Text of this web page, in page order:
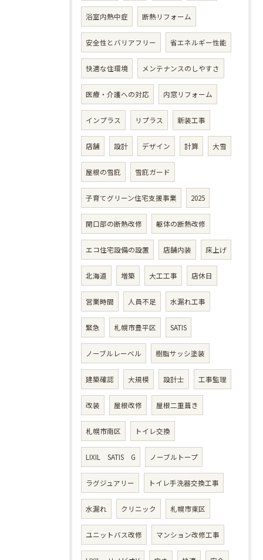
浴室内熱中症 断熱リフォーム
安全性とバリアフリー 省エネルギー性能
快適な住環境 メンテナンスのしやすさ
医療・介護への対応 内窓リフォーム
インプラス リプラス 新装工事
店舗 設計 デザイン 計算 大雪
屋根の雪庇 雪庇ガード
子育てグリーン住宅支援事業 2025
開口部の断熱改修 躯体の断熱改修
エコ住宅設備の設置 店舗内装 床上げ
北海道 増築 大工工事 店休日
営業時間 人員不足 水漏れ工事
緊急 札幌市豊平区 SATIS
ノーブルレーベル 樹脂サッシ塗装
建築確認 大規模 設計士 工事監理
改装 屋根改修 屋根二重葺き
札幌市南区 トイレ交換
LIXIL SATIS G ノーブルトープ
ラグジュアリー トイレ手洗器交換工事
水漏れ クリニック 札幌市東区
ユニットバス改修 マンション改修工事